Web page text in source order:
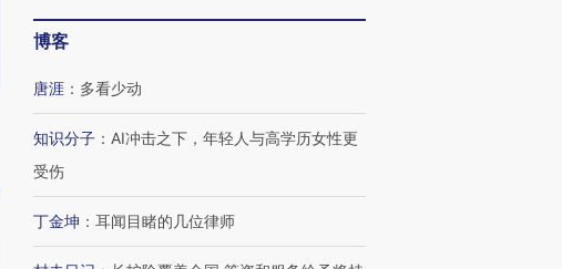
博客
唐涯 ： 多看少动
知识分子 ： AI冲击之下，年轻人与高学历女性更
受伤
丁金坤 ： 耳闻目睹的几位律师